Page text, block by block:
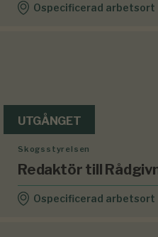
Ospecificerad arbetsort
UTGÅNGET
Skogsstyrelsen
Redaktör till
Ospecificerad arbetsort